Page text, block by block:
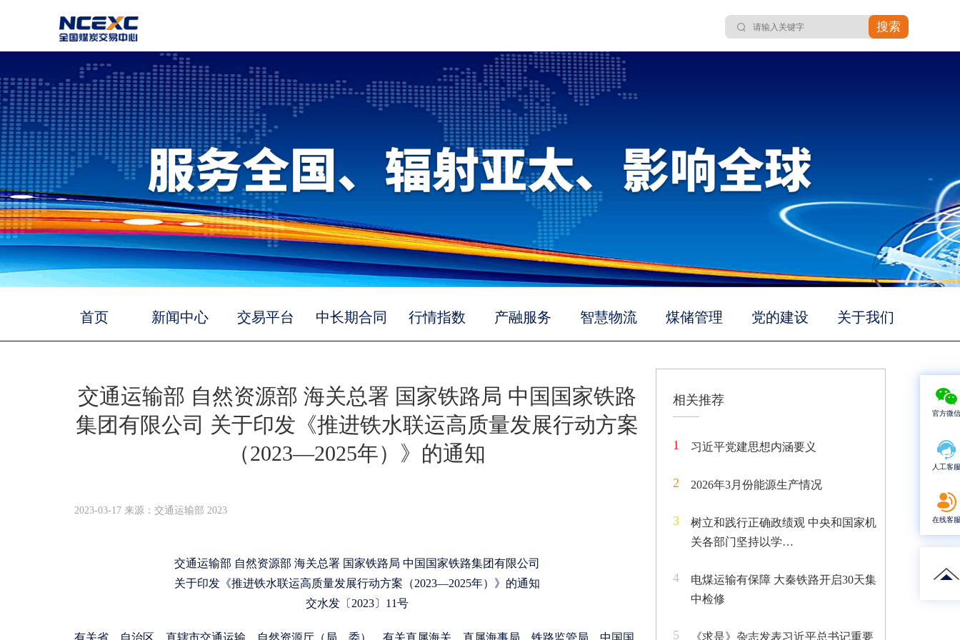
搜索
首页 新闻中心 交易平台 中长期合同 行情指数 产融服务 智慧物流 煤储管理 党的建设 关于我们
交通运输部 自然资源部 海关总署 国家铁路局 中国国家铁路
集团有限公司 关于印发《推进铁水联运高质量发展行动方案
（2023—2025年）》的通知
2023-03-17 来源：交通运输部 2023
交通运输部 自然资源部 海关总署 国家铁路局 中国国家铁路集团有限公司
关于印发《推进铁水联运高质量发展行动方案（2023—2025年）》的通知
交水发〔2023〕11号
相关推荐
1 习近平党建思想内涵要义
2 2026年3月份能源生产情况
3
树立和践行正确政绩观 中央和国家机
关各部门坚持以学…
4
电煤运输有保障 大秦铁路开启30天集
中检修
5 《求是》杂志发表习近平总书记重要
官方微信
人工客服
在线客服